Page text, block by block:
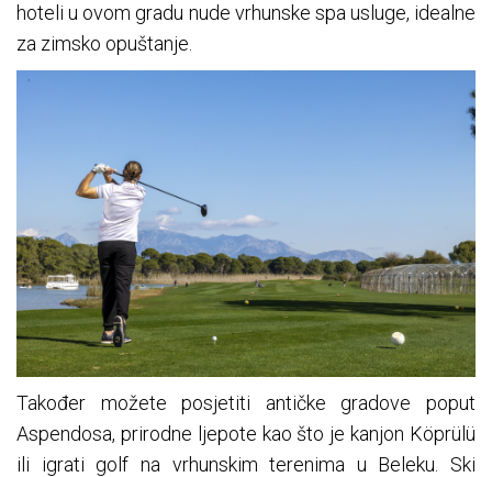
hoteli u ovom gradu nude vrhunske spa usluge, idealne
za zimsko opuštanje.
Također možete posjetiti antičke gradove poput
Aspendosa, prirodne ljepote kao što je kanjon Köprülü
ili igrati golf na vrhunskim terenima u Beleku. Ski